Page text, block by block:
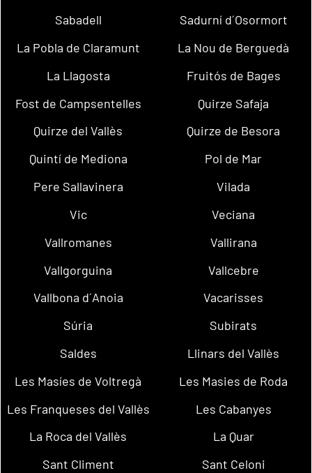
Sabadell
Sadurní d´Osormort
La Pobla de Claramunt
La Nou de Berguedà
La Llagosta
Fruitós de Bages
Fost de Campsentelles
Quirze Safaja
Quirze del Vallès
Quirze de Besora
Quintí de Mediona
Pol de Mar
Pere Sallavinera
Vilada
Vic
Veciana
Vallromanes
Vallirana
Vallgorguina
Vallcebre
Vallbona d´Anoia
Vacarisses
Súria
Subirats
Saldes
Llinars del Vallès
Les Masíes de Voltregà
Les Masies de Roda
Les Franqueses del Vallès
Les Cabanyes
La Roca del Vallès
La Quar
Sant Climent
Sant Celoni